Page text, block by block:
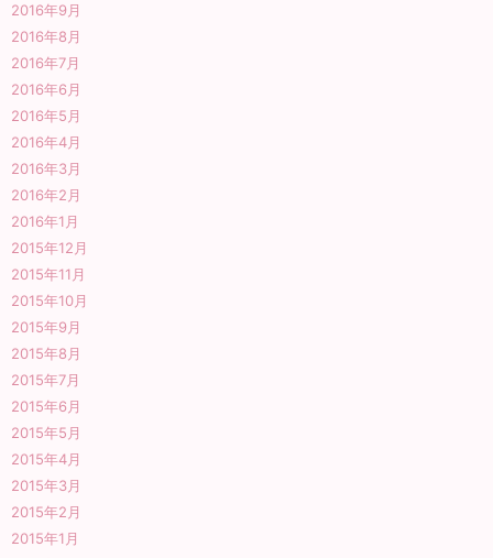
2016年9月
2016年8月
2016年7月
2016年6月
2016年5月
2016年4月
2016年3月
2016年2月
2016年1月
2015年12月
2015年11月
2015年10月
2015年9月
2015年8月
2015年7月
2015年6月
2015年5月
2015年4月
2015年3月
2015年2月
2015年1月